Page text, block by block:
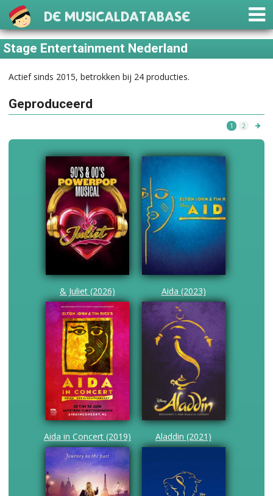
De Musicaldatabase
Stage Entertainment Nederland
Actief sinds 2015, betrokken bij 24 producties.
Geproduceerd
1 2
& Juliet (2026) Aida (2023)
Aida in Concert (2019) Aladdin (2021)